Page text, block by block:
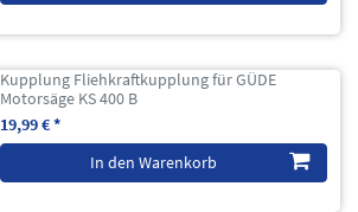
Kupplung Fliehkraftkupplung für GÜDE
Motorsäge KS 400 B
19,99 € *
In den Warenkorb